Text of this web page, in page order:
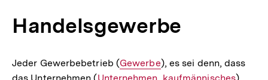
Übersicht
Handelsgewerbe
Jeder Gewerbebetrieb (Interner
Gewerbe), es sei denn, dass